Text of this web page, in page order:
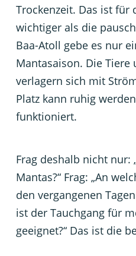
Trockenzeit. Das ist für
wichtiger als die
Baa-Atoll gebe es nur
Mantasaison. Die
verlagern sich mit
Platz kann ruhig
funktioniert.
Frag deshalb nicht nur:
Mantas?“ Frag: „An
den vergangenen
ist der Tauchgang für
geeignet?“ Das ist die